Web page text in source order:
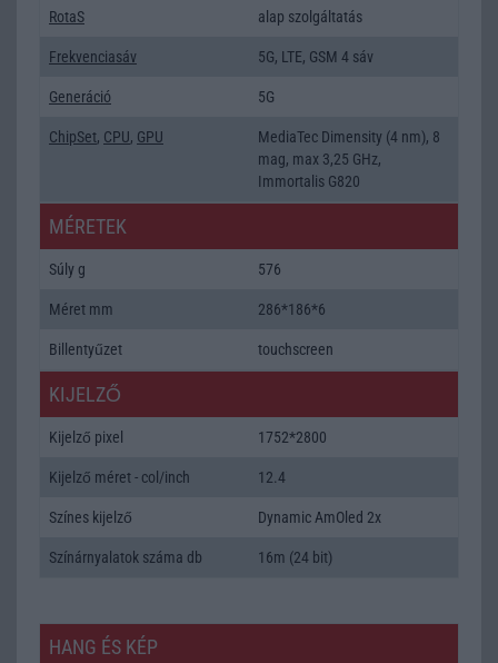
RotaS alap szolgáltatás
Frekvenciasáv 5G, LTE, GSM 4 sáv
Generáció 5G
ChipSet, CPU, GPU
MediaTec Dimensity (4 nm), 8
mag, max 3,25 GHz,
Immortalis G820
MÉRETEK
Súly g 576
Méret mm 286*186*6
Billentyűzet touchscreen
KIJELZŐ
Kijelző pixel 1752*2800
Kijelző méret - col/inch 12.4
Színes kijelző Dynamic AmOled 2x
Színárnyalatok száma db 16m (24 bit)
HANG ÉS KÉP